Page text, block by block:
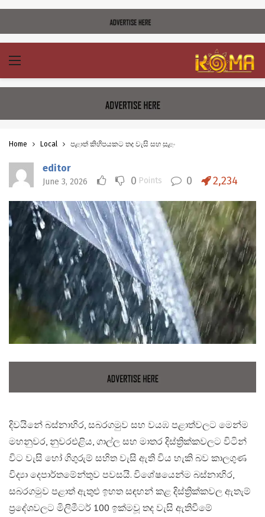
Home Local පළාත් කිහිපයකට තද වැසි සහ සුළං
editor
June 3, 2026 0 Points 0 2,234
දිවයිනේ බස්නාහිර, සබරගමුව සහ වයඹ පළාත්වලට මෙන්ම
මහනුවර, නුවරඑළිය, ගාල්ල සහ මාතර දිස්ත්‍රික්කවලට විටින්
විට වැසි හෝ ගිගුරුම් සහිත වැසි ඇති විය හැකි බව කාලගුණ
විද්‍යා දෙපාර්තමේන්තුව පවසයි. විශේෂයෙන්ම බස්නාහිර,
සබරගමුව පළාත් ඇතුළු ඉහත සඳහන් කළ දිස්ත්‍රික්කවල ඇතැම්
ප්‍රදේශවලට මිලිමීටර් 100 ඉක්මවූ තද වැසි ඇතිවීමේ